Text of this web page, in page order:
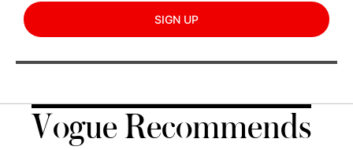
SIGN UP
Vogue Recommends